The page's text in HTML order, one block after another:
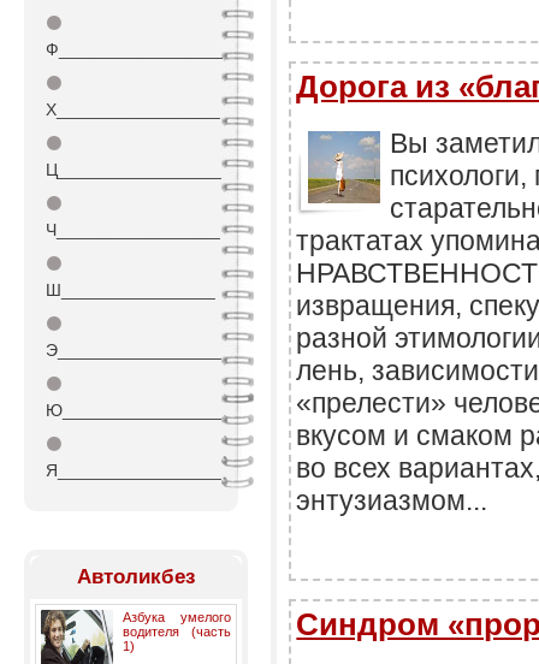
⚫
Ф_________________
⚫
Х_________________
⚫
Ц_________________
⚫
Ч_________________
⚫
Ш________________
⚫
Э_________________
⚫
Ю_________________
⚫
Я_________________
Автоликбез
Азбука умелого
водителя (часть
1)
Дорога из
Вы
трактатах
извращения,
разной
лень,
«прелести»
вкусом и смаком
во всех
энтузиазмом...
Синдром